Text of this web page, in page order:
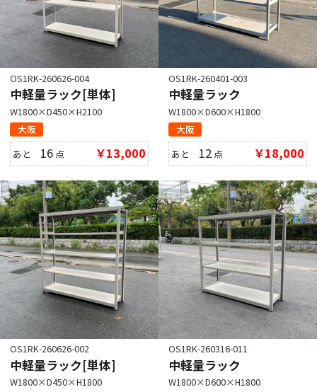
OS1RK-260626-004
中軽量ラック[単体]
W1800×D450×H2100
大阪
あと 16 点 ￥13,000
OS1RK-260401-003
中軽量ラック
W1800×D600×H1800
大阪
あと 12 点 ￥18,000
OS1RK-260626-002
中軽量ラック[単体]
W1800×D450×H1800
OS1RK-260316-011
中軽量ラック
W1800×D600×H1800